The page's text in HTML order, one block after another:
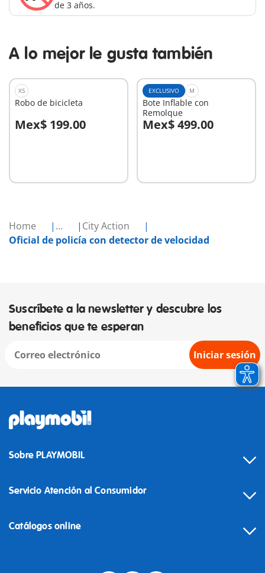
Home ...
City Action
Oficial de policía con detector de velocidad
de 3 años.
A lo mejor le gusta también
XS
Robo de bicicleta
Mex$ 199.00
A la cesta
EXCLUSIVO M
Bote Inflable con
Remolque
Mex$ 499.00
A la cesta
Suscríbete a la newsletter y descubre los
beneficios que te esperan
Iniciar sesión
Sobre PLAYMOBIL
Servicio Atención al Consumidor
Catálogos online